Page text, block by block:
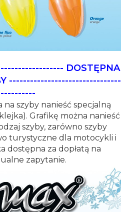
DOSTĘPNA
--------------------------------
----------
szyby nanieść specjalną
Grafikę można nanieść
szyby, zarówno szyby
turystyczne dla motocykli i
dostępna za dopłatą na
zapytanie.